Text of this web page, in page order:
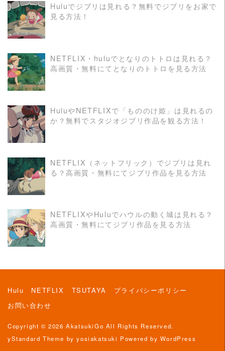
READ MORE
Huluでジブリは見れる？無料でジブリをお家で
見る方法！
READ MORE
NETFLIX・huluでとなりのトトロは見れる？
高画質・無料にてとなりのトトロを見る方法
READ MORE
HuluやNETFLIXで「もののけ姫」は見れるの
か？無料でスタジオジブリ作品を観る方法！
READ MORE
NETFLIX（ネットフリック）でジブリは見れ
る？高画質・無料にてジブリ作品を見る方法
READ MORE
NETFLIXやHuluでハウルの動く城は見れる？
高画質・無料にてジブリ作品を見る方法
Hulu NETFLIX TSUTAYA
プライバシーポリシー
お問い合わせ
Copyright © 2026AkatsukiGo All Rights Reserved.
yStandard Theme byyosiakatsuki Powered by WordPress